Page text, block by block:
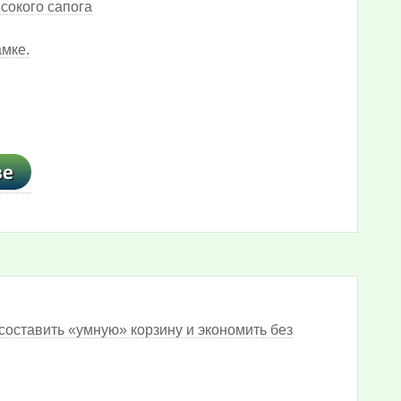
сапога
«умную» корзину и экономить без